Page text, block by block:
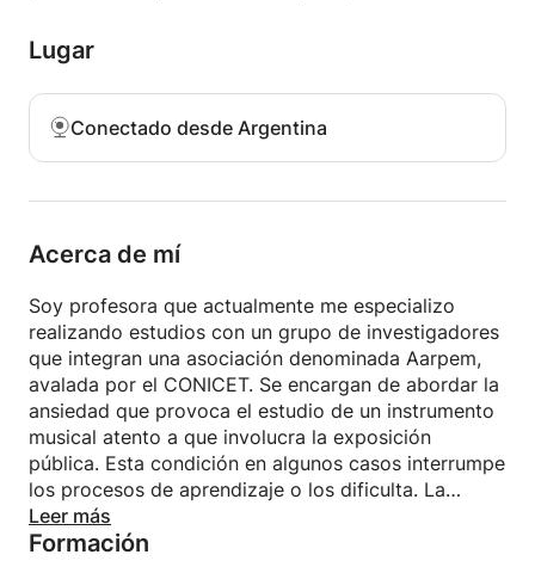
Lugar
Conectado desde Argentina
Acerca de mí
Soy profesora que actualmente me especializo
realizando estudios con un grupo de investigadores
que integran una asociación denominada Aarpem,
avalada por el CONICET. Se encargan de abordar la
ansiedad que provoca el estudio de un instrumento
musical atento a que involucra la exposición
pública. Esta condición en algunos casos interrumpe
los procesos de aprendizaje o los dificulta. La
directora se llama Gabriela Conti y es Dra. en
sicología. Además me encuentro realizando estudios
Leer más
Formación